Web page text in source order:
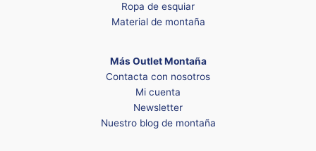
Ropa de esquiar
Material de montaña
Más Outlet Montaña
Contacta con nosotros
Mi cuenta
Newsletter
Nuestro blog de montaña